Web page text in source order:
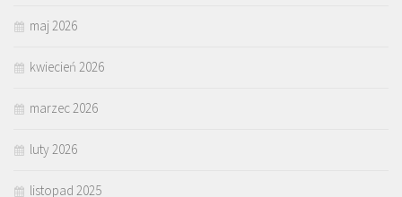
maj 2026
kwiecień 2026
marzec 2026
luty 2026
listopad 2025